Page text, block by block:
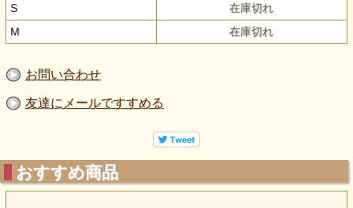
S
在庫切れ
M
在庫切れ
お問い合わせ
友達にメールですすめる
おすすめ商品